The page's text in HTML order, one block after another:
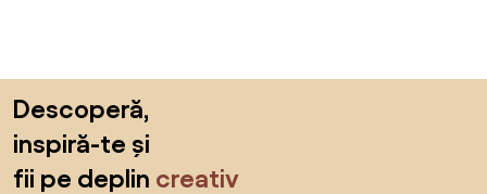
Descoperă,
inspiră-te și
fii pe deplin creativ